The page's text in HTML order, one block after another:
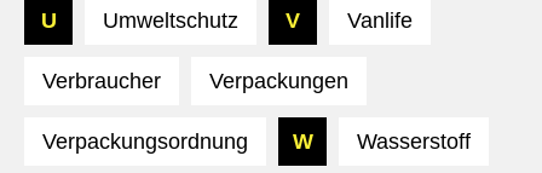
U Umweltschutz V Vanlife
Verbraucher Verpackungen
Verpackungsordnung W Wasserstoff